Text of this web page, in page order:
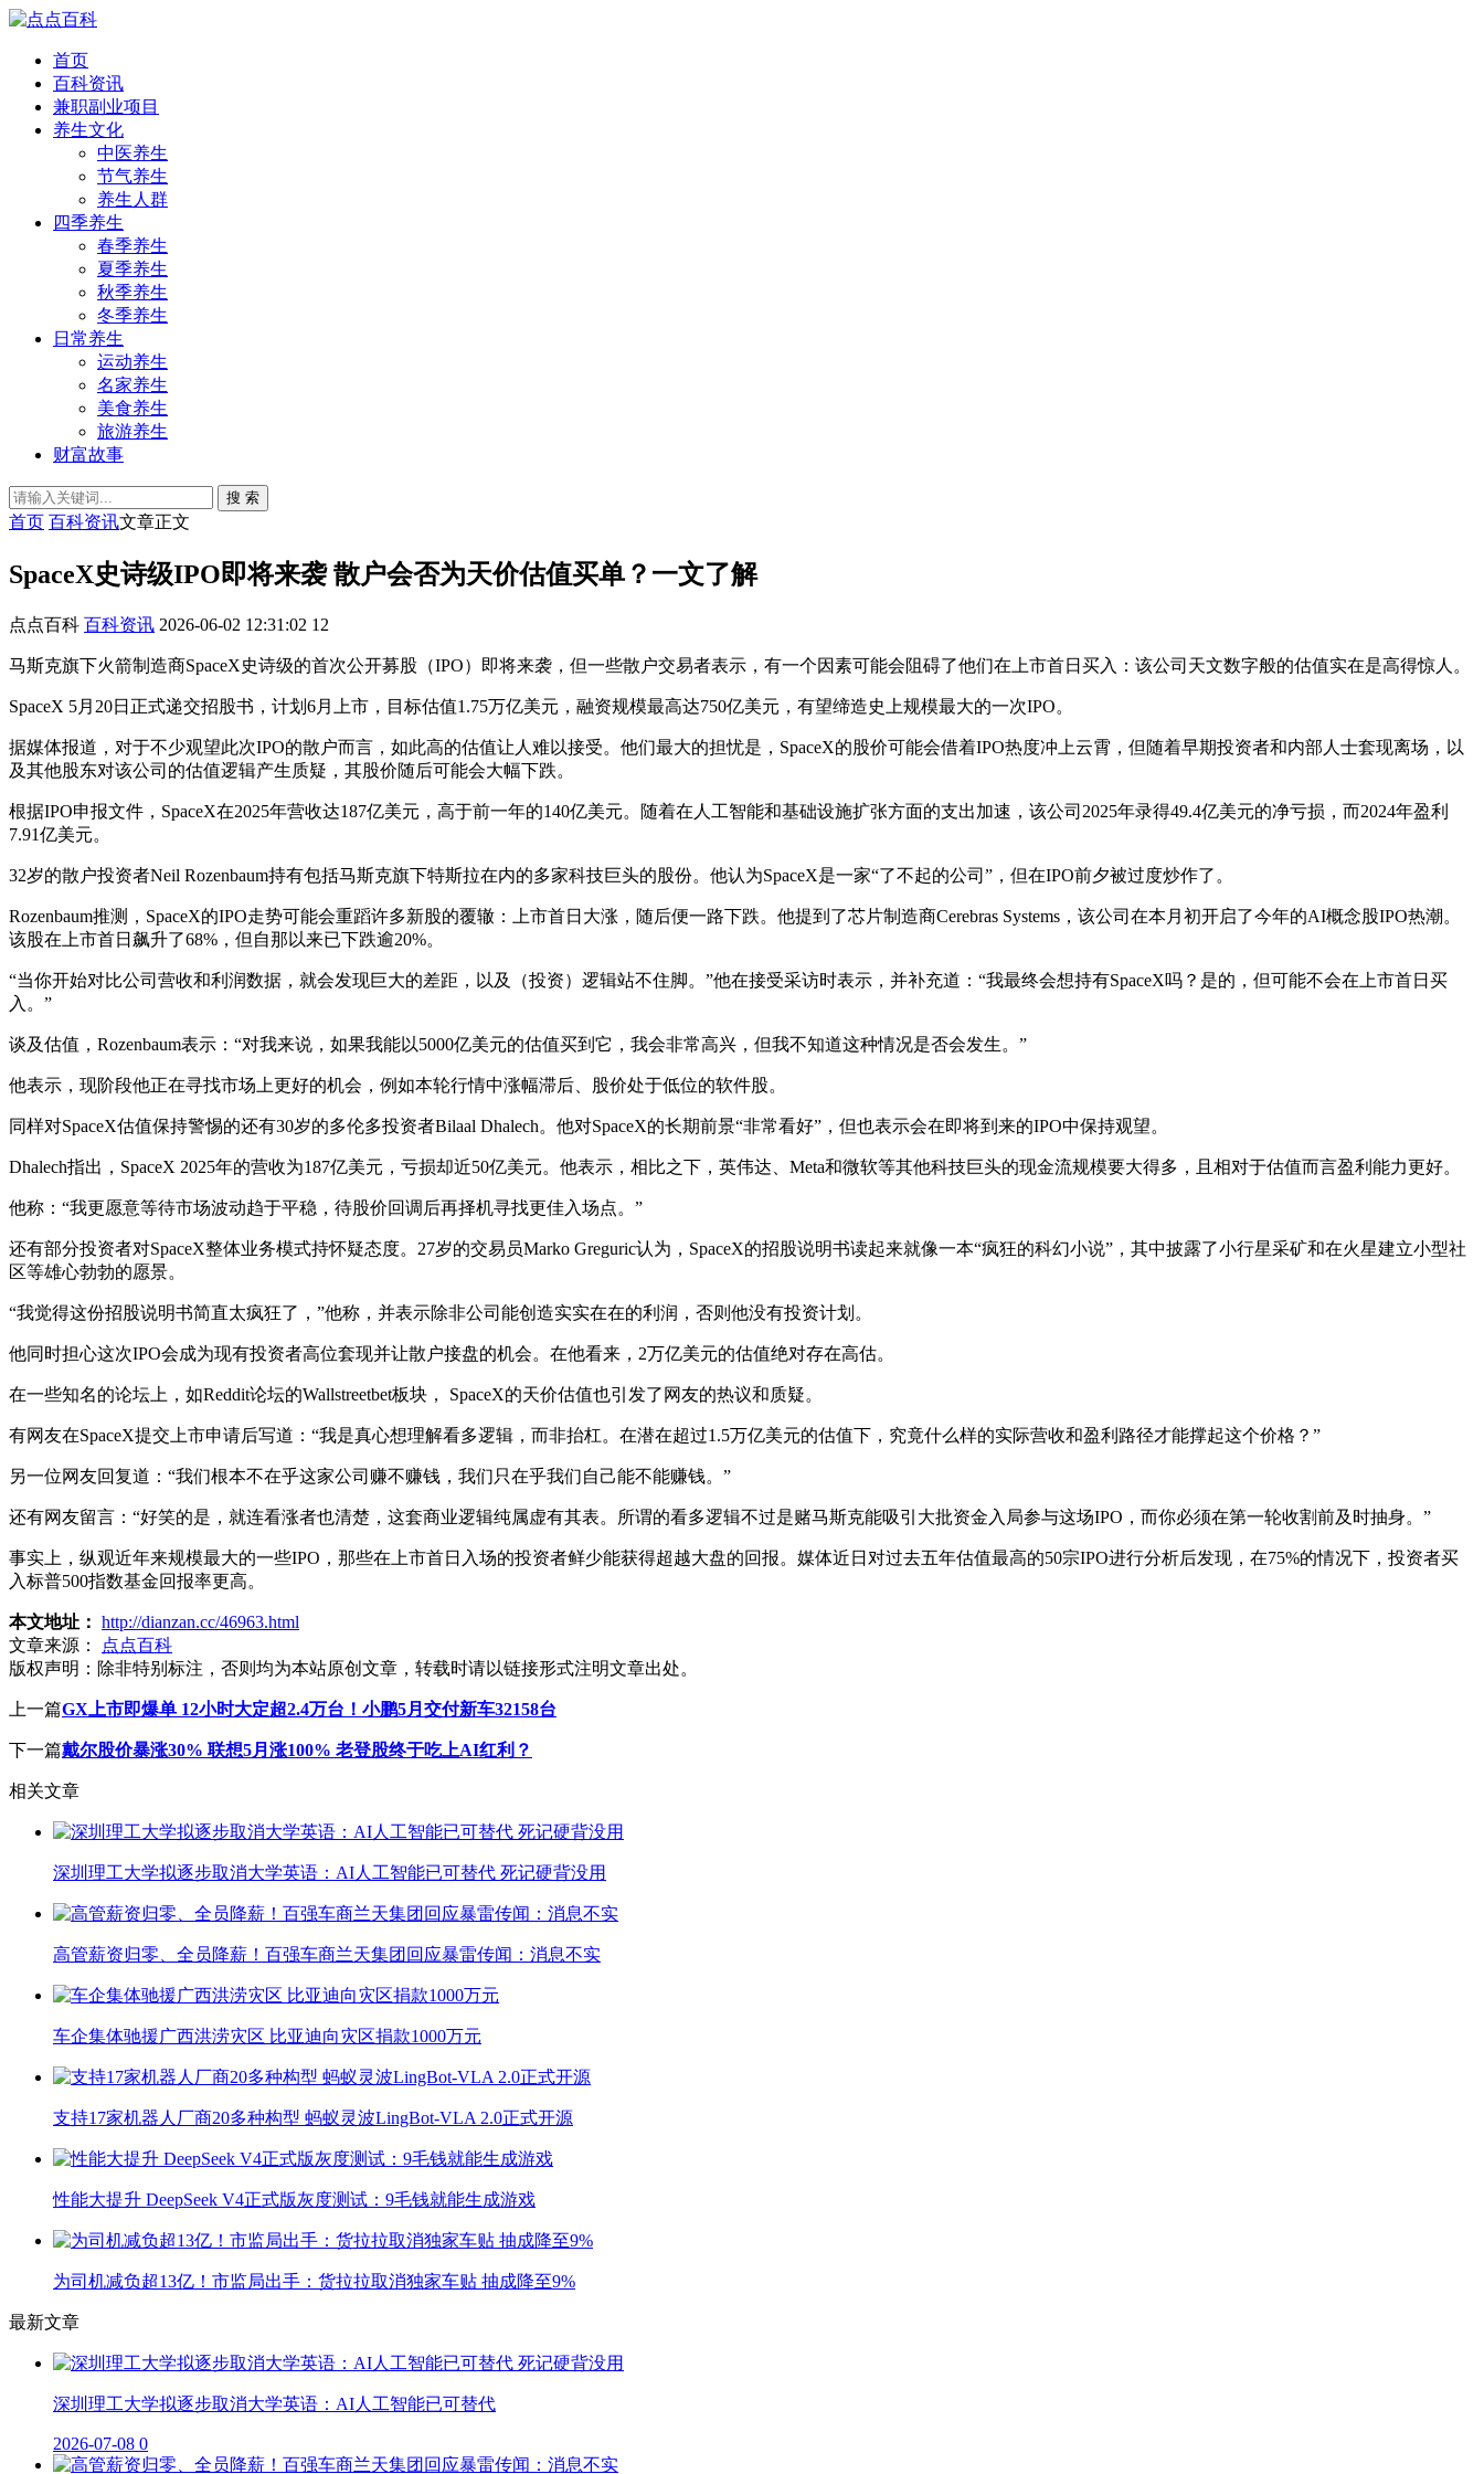
首页
百科资讯
兼职副业项目
养生文化
中医养生
节气养生
养生人群
四季养生
春季养生
夏季养生
秋季养生
冬季养生
日常养生
运动养生
名家养生
美食养生
旅游养生
财富故事
搜 索
首页 百科资讯文章正文
SpaceX史诗级IPO即将来袭 散户会否为天价估值买单？一文了解
点点百科 百科资讯 2026-06-02 12:31:02 12
马斯克旗下火箭制造商SpaceX史诗级的首次公开募股（IPO）即将来袭，但一些散户交易者表示，有一个因素可能会阻碍了他们在上市首日买入：该公司天文数字般的估值实在是高得惊人。
SpaceX 5月20日正式递交招股书，计划6月上市，目标估值1.75万亿美元，融资规模最高达750亿美元，有望缔造史上规模最大的一次IPO。
据媒体报道，对于不少观望此次IPO的散户而言，如此高的估值让人难以接受。他们最大的担忧是，SpaceX的股价可能会借着IPO热度冲上云霄，但随着早期投资者和内部人士套现离场，以
及其他股东对该公司的估值逻辑产生质疑，其股价随后可能会大幅下跌。
根据IPO申报文件，SpaceX在2025年营收达187亿美元，高于前一年的140亿美元。随着在人工智能和基础设施扩张方面的支出加速，该公司2025年录得49.4亿美元的净亏损，而2024年盈利
7.91亿美元。
32岁的散户投资者Neil Rozenbaum持有包括马斯克旗下特斯拉在内的多家科技巨头的股份。他认为SpaceX是一家“了不起的公司”，但在IPO前夕被过度炒作了。
Rozenbaum推测，SpaceX的IPO走势可能会重蹈许多新股的覆辙：上市首日大涨，随后便一路下跌。他提到了芯片制造商Cerebras Systems，该公司在本月初开启了今年的AI概念股IPO热潮。
该股在上市首日飙升了68%，但自那以来已下跌逾20%。
“当你开始对比公司营收和利润数据，就会发现巨大的差距，以及（投资）逻辑站不住脚。”他在接受采访时表示，并补充道：“我最终会想持有SpaceX吗？是的，但可能不会在上市首日买
入。”
谈及估值，Rozenbaum表示：“对我来说，如果我能以5000亿美元的估值买到它，我会非常高兴，但我不知道这种情况是否会发生。”
他表示，现阶段他正在寻找市场上更好的机会，例如本轮行情中涨幅滞后、股价处于低位的软件股。
同样对SpaceX估值保持警惕的还有30岁的多伦多投资者Bilaal Dhalech。他对SpaceX的长期前景“非常看好”，但也表示会在即将到来的IPO中保持观望。
Dhalech指出，SpaceX 2025年的营收为187亿美元，亏损却近50亿美元。他表示，相比之下，英伟达、Meta和微软等其他科技巨头的现金流规模要大得多，且相对于估值而言盈利能力更好。
他称：“我更愿意等待市场波动趋于平稳，待股价回调后再择机寻找更佳入场点。”
还有部分投资者对SpaceX整体业务模式持怀疑态度。27岁的交易员Marko Greguric认为，SpaceX的招股说明书读起来就像一本“疯狂的科幻小说”，其中披露了小行星采矿和在火星建立小型社
区等雄心勃勃的愿景。
“我觉得这份招股说明书简直太疯狂了，”他称，并表示除非公司能创造实实在在的利润，否则他没有投资计划。
他同时担心这次IPO会成为现有投资者高位套现并让散户接盘的机会。在他看来，2万亿美元的估值绝对存在高估。
在一些知名的论坛上，如Reddit论坛的Wallstreetbet板块， SpaceX的天价估值也引发了网友的热议和质疑。
有网友在SpaceX提交上市申请后写道：“我是真心想理解看多逻辑，而非抬杠。在潜在超过1.5万亿美元的估值下，究竟什么样的实际营收和盈利路径才能撑起这个价格？”
另一位网友回复道：“我们根本不在乎这家公司赚不赚钱，我们只在乎我们自己能不能赚钱。”
还有网友留言：“好笑的是，就连看涨者也清楚，这套商业逻辑纯属虚有其表。所谓的看多逻辑不过是赌马斯克能吸引大批资金入局参与这场IPO，而你必须在第一轮收割前及时抽身。”
事实上，纵观近年来规模最大的一些IPO，那些在上市首日入场的投资者鲜少能获得超越大盘的回报。媒体近日对过去五年估值最高的50宗IPO进行分析后发现，在75%的情况下，投资者买
入标普500指数基金回报率更高。
本文地址： http://dianzan.cc/46963.html
文章来源：
点点百科
版权声明： 除非特别标注，否则均为本站原创文章，转载时请以链接形式注明文章出处。
上一篇GX上市即爆单 12小时大定超2.4万台！小鹏5月交付新车32158台
下一篇戴尔股价暴涨30% 联想5月涨100% 老登股终于吃上AI红利？
相关文章
深圳理工大学拟逐步取消大学英语：AI人工智能已可替代 死记硬背没用
高管薪资归零、全员降薪！百强车商兰天集团回应暴雷传闻：消息不实
车企集体驰援广西洪涝灾区 比亚迪向灾区捐款1000万元
支持17家机器人厂商20多种构型 蚂蚁灵波LingBot-VLA 2.0正式开源
性能大提升 DeepSeek V4正式版灰度测试：9毛钱就能生成游戏
为司机减负超13亿！市监局出手：货拉拉取消独家车贴 抽成降至9%
最新文章
深圳理工大学拟逐步取消大学英语：AI人工智能已可替代
2026-07-08 0